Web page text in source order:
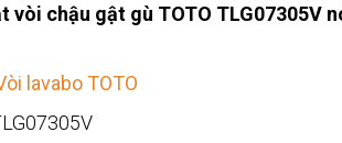
vòi chậu gật gù TOTO TLG07305V
lavabo TOTO